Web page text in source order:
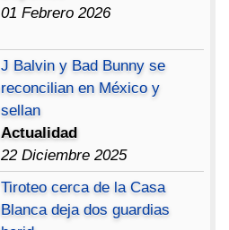
01 Febrero 2026
J Balvin y Bad Bunny se
reconcilian en México y
sellan
Actualidad
22 Diciembre 2025
Tiroteo cerca de la Casa
Blanca deja dos guardias